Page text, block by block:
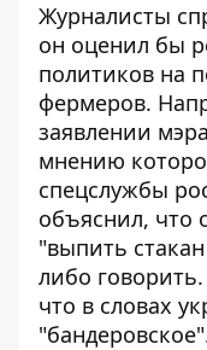
Журналисты
он оценил бы
политиков на
фермеров.
заявлении
мнению
спецслужбы
объяснил, что
"выпить
либо
что в словах